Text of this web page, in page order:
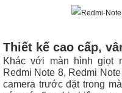
Thiết kế cao cấp,
Khác với màn hình giọt
Redmi Note 8, Redmi
camera trước đặt trong